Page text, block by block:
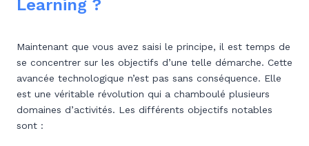
Learning ?
Maintenant que vous avez saisi le principe, il est temps de
se concentrer sur les objectifs d’une telle démarche. Cette
avancée technologique n’est pas sans conséquence. Elle
est une véritable révolution qui a chamboulé plusieurs
domaines d’activités. Les différents objectifs notables
sont :